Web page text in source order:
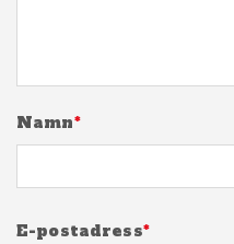
Namn*
E-postadress*